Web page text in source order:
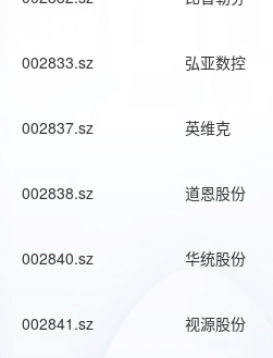
002833.sz 弘亚数控
002837.sz 英维克
002838.sz 道恩股份
002840.sz 华统股份
002841.sz 视源股份